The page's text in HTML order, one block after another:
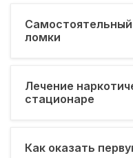
ломки
Лечение
стационаре
Как оказать